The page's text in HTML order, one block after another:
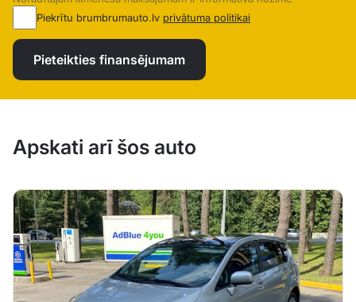
Piekrītu brumbrumauto.lv privātuma politikai
Pieteikties finansējumam
Apskati arī šos auto